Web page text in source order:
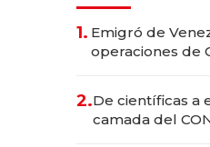
1. Emigró de
operaciones de
2.De científicas a
camada del